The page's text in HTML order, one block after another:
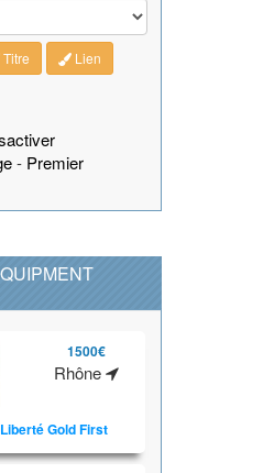
Titre Lien
- Premier
1500€
Rhône
Gold First